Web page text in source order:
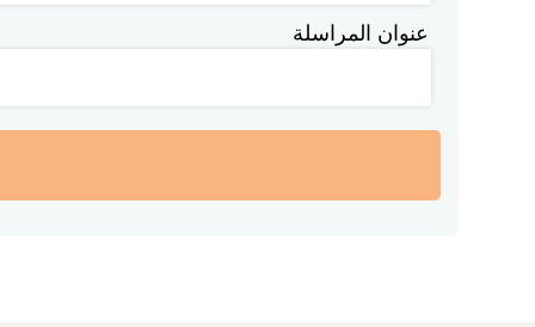
عنوان المراسلة